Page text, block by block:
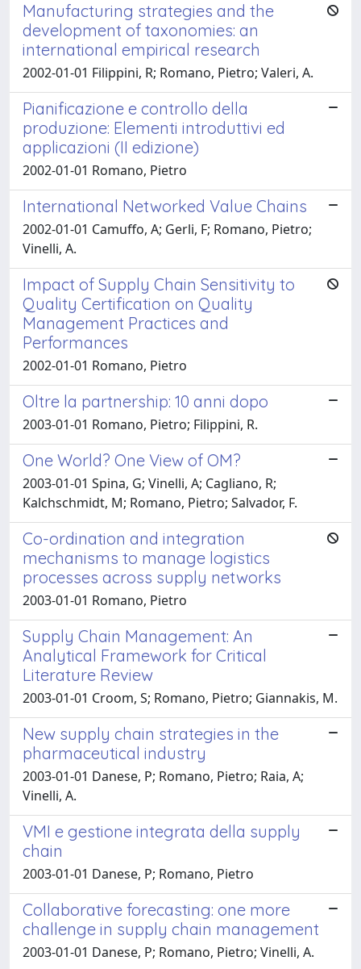
Manufacturing strategies and the
development of taxonomies: an
international empirical research
2002-01-01 Filippini, R; Romano, Pietro; Valeri, A.
Pianificazione e controllo della
produzione: Elementi introduttivi ed
applicazioni (II edizione)
2002-01-01 Romano, Pietro
International Networked Value Chains
2002-01-01 Camuffo, A; Gerli, F; Romano, Pietro;
Vinelli, A.
Impact of Supply Chain Sensitivity to
Quality Certification on Quality
Management Practices and
Performances
2002-01-01 Romano, Pietro
Oltre la partnership: 10 anni dopo
2003-01-01 Romano, Pietro; Filippini, R.
One World? One View of OM?
2003-01-01 Spina, G; Vinelli, A; Cagliano, R;
Kalchschmidt, M; Romano, Pietro; Salvador, F.
Co-ordination and integration
mechanisms to manage logistics
processes across supply networks
2003-01-01 Romano, Pietro
Supply Chain Management: An
Analytical Framework for Critical
Literature Review
2003-01-01 Croom, S; Romano, Pietro; Giannakis, M.
New supply chain strategies in the
pharmaceutical industry
2003-01-01 Danese, P; Romano, Pietro; Raia, A;
Vinelli, A.
VMI e gestione integrata della supply
chain
2003-01-01 Danese, P; Romano, Pietro
Collaborative forecasting: one more
challenge in supply chain management
2003-01-01 Danese, P; Romano, Pietro; Vinelli, A.